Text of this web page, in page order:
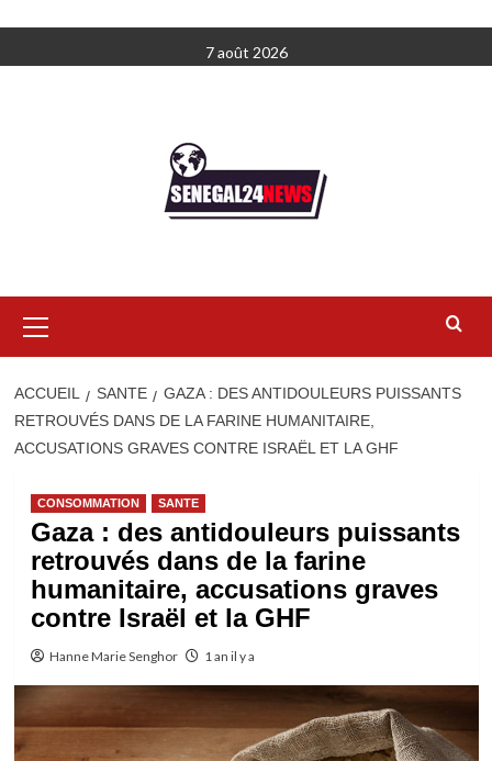
au
7 août 2026
principal
ACCUEIL SANTE
GAZA : DES ANTIDOULEURS PUISSANTS
RETROUVÉS DANS DE LA FARINE HUMANITAIRE,
ACCUSATIONS GRAVES CONTRE ISRAËL ET LA GHF
CONSOMMATION SANTE
Gaza : des antidouleurs puissants
retrouvés dans de la farine
humanitaire, accusations graves
contre Israël et la GHF
Hanne Marie Senghor 1 an il y a